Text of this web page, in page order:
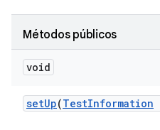
Métodos públicos
void
setUp(TestInformation